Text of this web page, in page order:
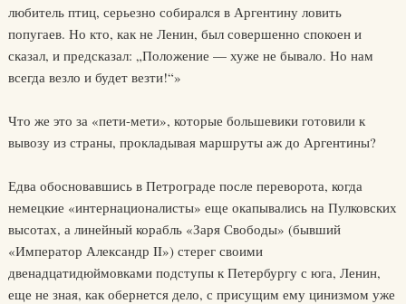
любитель птиц, серьезно собирался в Аргентину ловить
попугаев. Но кто, как не Ленин, был совершенно спокоен и
сказал, и предсказал: „Положение — хуже не бывало. Но нам
всегда везло и будет везти!“»
Что же это за «пети-мети», которые большевики готовили к
вывозу из страны, прокладывая маршруты аж до Аргентины?
Едва обосновавшись в Петрограде после переворота, когда
немецкие «интернационалисты» еще окапывались на Пулковских
высотах, а линейный корабль «Заря Свободы» (бывший
«Император Александр II») стерег своими
двенадцатидюймовками подступы к Петербургу с юга, Ленин,
еще не зная, как обернется дело, с присущим ему цинизмом уже